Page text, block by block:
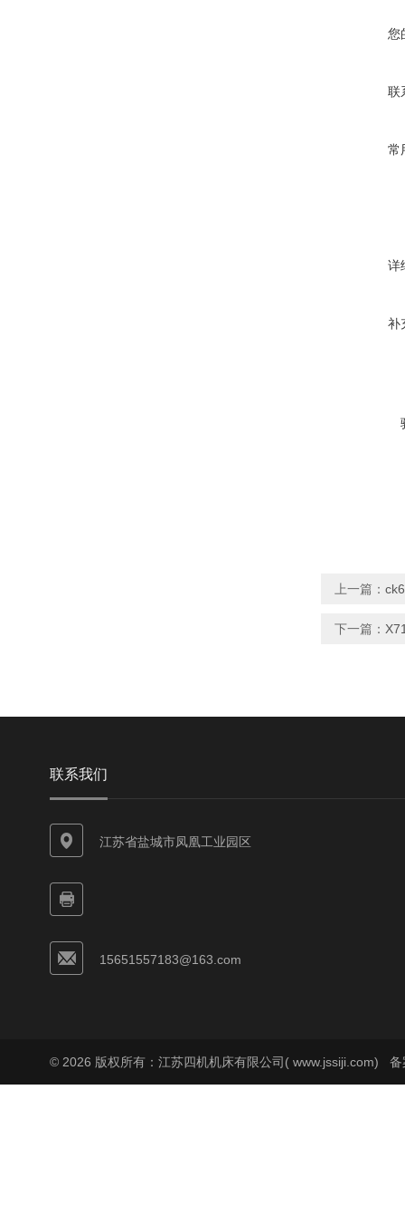
您
联
常
详
补
上一篇：
下一篇：
联系我们
江苏省盐城市凤凰工业园区
15651557183@163.com
© 2026 版权所有：江苏四机机床有限公司( www.jssiji.com) 备